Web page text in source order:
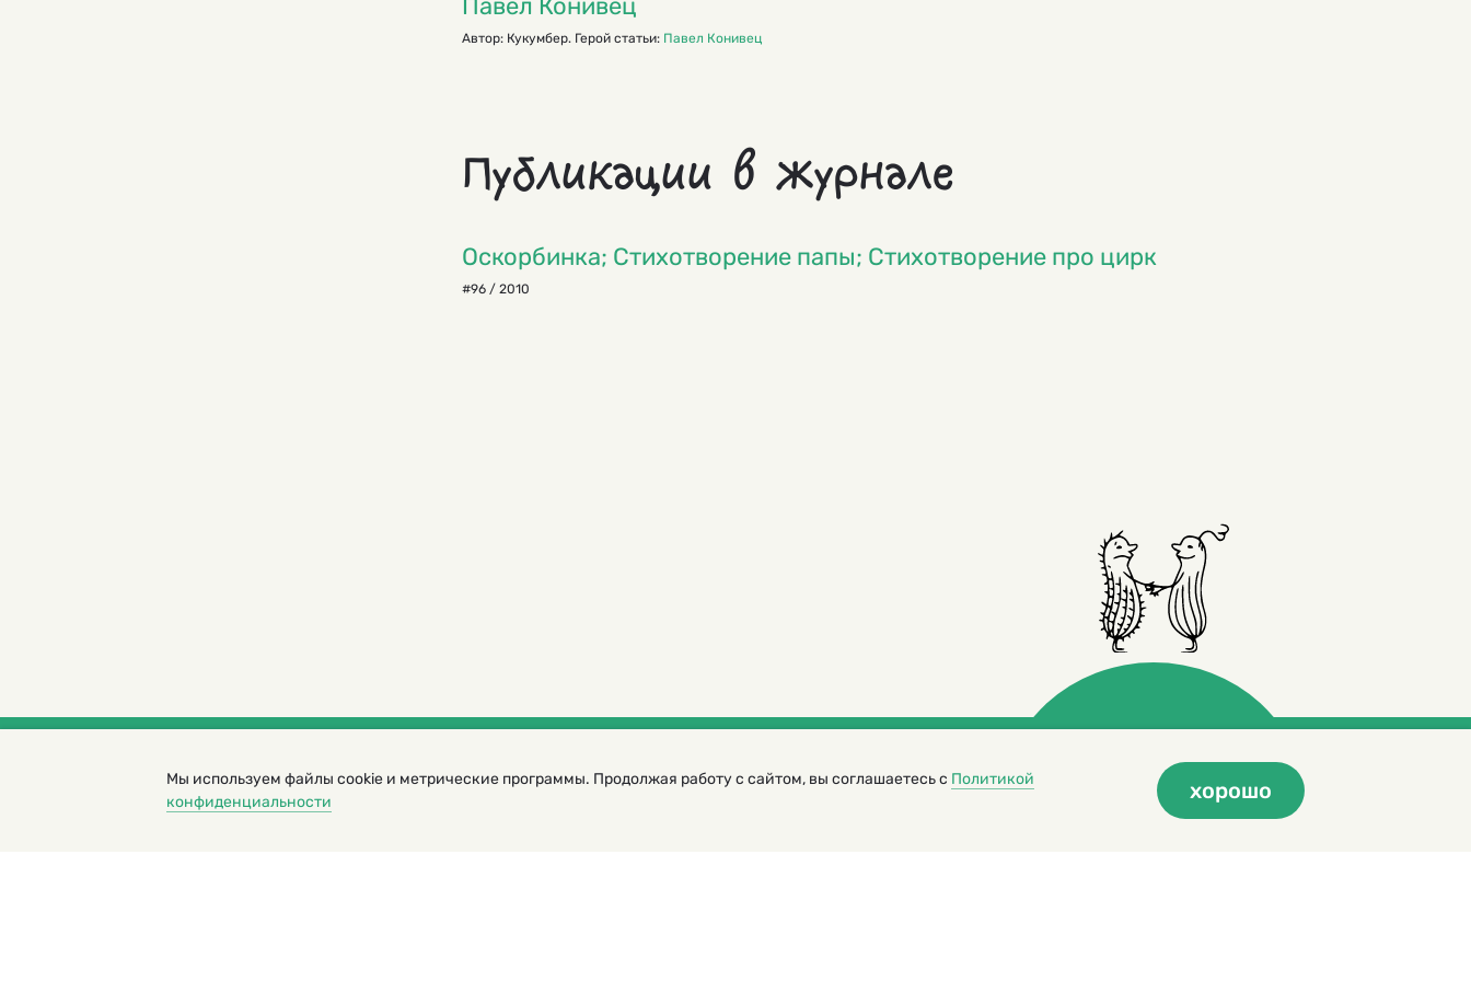
Павел Конивец
Автор: Кукумбер. Герой статьи: Павел Конивец
Публикации в журнале
Оскорбинка; Стихотворение папы; Стихотворение про цирк
#96 / 2010
© 2000 – 2026. Кукумбер. Литературный иллюстрированный журнал для детей
Копирование материалов возможно только с разрешения редакторов сайта
Мы используем файлы cookie и метрические программы. Продолжая работу с сайтом, вы соглашаетесь с Политикой
конфиденциальности
хорошо